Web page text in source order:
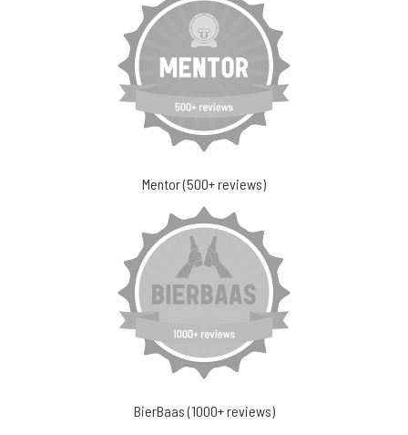
Mentor (500+ reviews)
BierBaas (1000+ reviews)